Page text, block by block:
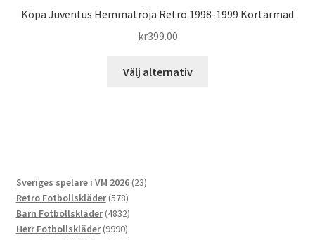
Köpa Juventus Hemmatröja Retro 1998-1999 Kortärmad
kr399.00
Välj alternativ
Sveriges spelare i VM 2026 2323
Retro Fotbollskläder 578578
produkter
Barn Fotbollskläder 48324832
produkter
Herr Fotbollskläder 99909990